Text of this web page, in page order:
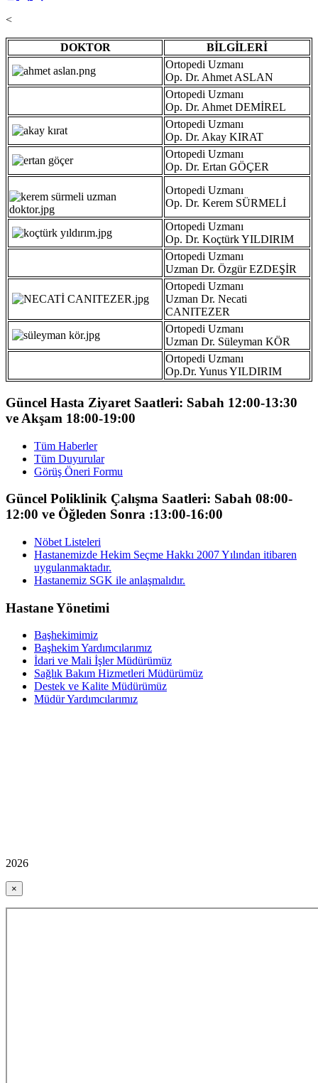
<
DOKTOR
BİLGİLERİ
Ortopedi Uzmanı
Op. Dr. Ahmet ASLAN
Ortopedi Uzmanı
Op. Dr. Ahmet DEMİREL
Ortopedi Uzmanı
Op. Dr. Akay KIRAT
Ortopedi Uzmanı
Op. Dr. Ertan GÖÇER
Ortopedi Uzmanı
Op. Dr. Kerem SÜRMELİ
Ortopedi Uzmanı
Op. Dr. Koçtürk YILDIRIM
Ortopedi Uzmanı
Uzman Dr. Özgür EZDEŞİR
Ortopedi Uzmanı
Uzman Dr. Necati
CANITEZER
Ortopedi Uzmanı
Uzman Dr. Süleyman KÖR
Ortopedi Uzmanı
Op.Dr. Yunus YILDIRIM
Güncel Hasta Ziyaret Saatleri: Sabah 12:00-13:30
ve Akşam 18:00-19:00
Tüm Haberler
Tüm Duyurular
Görüş Öneri Formu
Güncel Poliklinik Çalışma Saatleri: Sabah 08:00-
12:00 ve Öğleden Sonra :13:00-16:00
Nöbet Listeleri
Hastanemizde Hekim Seçme Hakkı 2007 Yılından itibaren
uygulanmaktadır.
Hastanemiz SGK ile anlaşmalıdır.
Hastane Yönetimi
Başhekimimiz
Başhekim Yardımcılarımız
İdari ve Mali İşler Müdürümüz
Sağlık Bakım Hizmetleri Müdürümüz
Destek ve Kalite Müdürümüz
Müdür Yardımcılarımız
2026
×